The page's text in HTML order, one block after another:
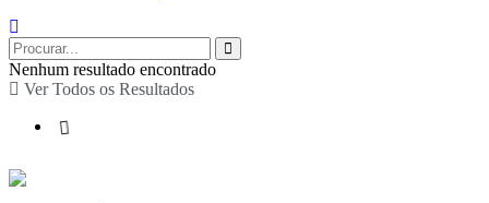
Nenhum resultado encontrado
Ver Todos os Resultados